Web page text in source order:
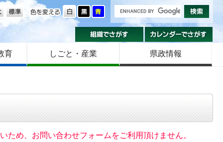
色を変える
大きさ
組織でさがす
育 しごと・産業 県政情報
ため、お問い合わせフォームをご利用頂けません。